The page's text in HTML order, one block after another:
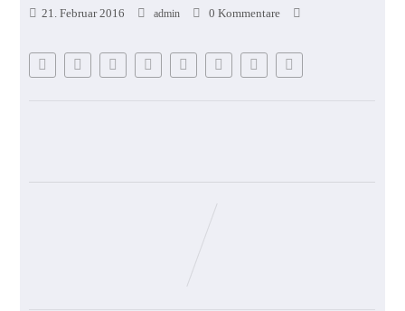
21. Februar 2016 admin 0 Kommentare